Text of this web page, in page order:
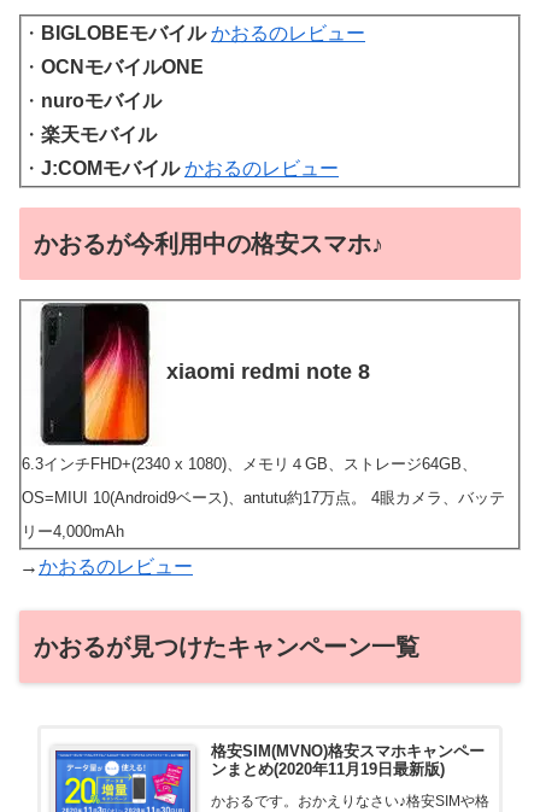
・ BIGLOBEモバイル かおるのレビュー
・ OCNモバイルONE
・ nuroモバイル
・ 楽天モバイル
・ J:COMモバイル かおるのレビュー
かおるが今利用中の格安スマホ♪
xiaomi redmi note 8
6.3インチFHD+(2340 x 1080)、メモリ４GB、ストレージ64GB、
OS=MIUI 10(Android9ベース)、antutu約17万点。 4眼カメラ、バッテ
リー4,000mAh
→かおるのレビュー
かおるが見つけたキャンペーン一覧
格安SIM(MVNO)格安スマホキャンペー
ンまとめ(2020年11月19日最新版)
かおるです。おかえりなさい♪格安SIMや格